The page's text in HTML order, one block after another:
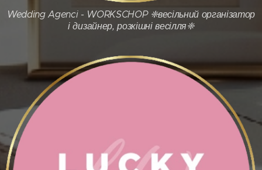
Wedding Agenci - WORKSCHOP ❈весільний організатор
і дизайнер, розкішні весілля❈